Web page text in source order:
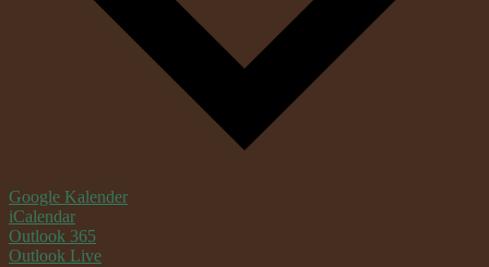
Google Kalender
iCalendar
Outlook 365
Outlook Live